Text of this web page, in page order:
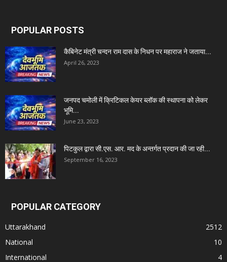
POPULAR POSTS
कैबिनेट मंत्री चन्दन राम दास के निधन पर महाराज ने जताया...
April 26, 2023
जनपद चमोली में क्रिटिकल केयर ब्लॉक की स्थापना को लेकर
भूमि...
June 23, 2023
पिटकुल द्वारा सी.एस. आर. मद के अन्तर्गत प्रदान की जा रही...
September 16, 2023
POPULAR CATEGORY
Uttarakhand
2512
National
10
International
4